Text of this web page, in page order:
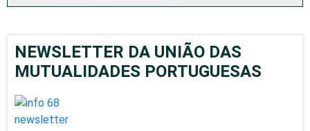
NEWSLETTER DA UNIÃO DAS
MUTUALIDADES PORTUGUESAS